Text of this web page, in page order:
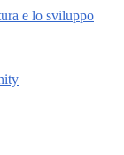
e lo sviluppo